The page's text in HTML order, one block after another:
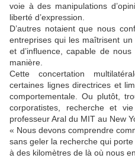
voie à des manipulations
liberté d’expression.
D’autres notaient que nous
entreprises qui les maîtrisent
et d’influence, capable de
manière.
Cette concertation
certaines lignes directrices et
comportementale. Ou plutôt,
corporatistes, recherche et
professeur Aral du MIT au New
« Nous devons comprendre
sans geler la recherche qui
à des kilomètres de là où nous